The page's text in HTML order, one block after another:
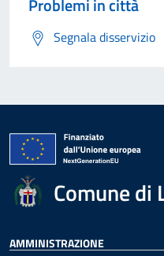
Problemi in città
Segnala disservizio
Comune di
AMMINISTRAZIONE